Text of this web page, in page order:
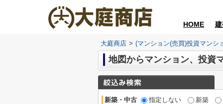
HOME
大庭商店 > (マンション(売買)投資マンシ
新築・中古 指定しない
新築